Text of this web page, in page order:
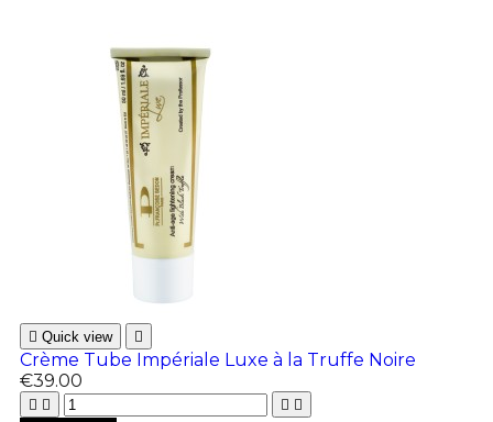
 Quick view 
Crème Tube Impériale Luxe à la Truffe Noire
€39.00
   